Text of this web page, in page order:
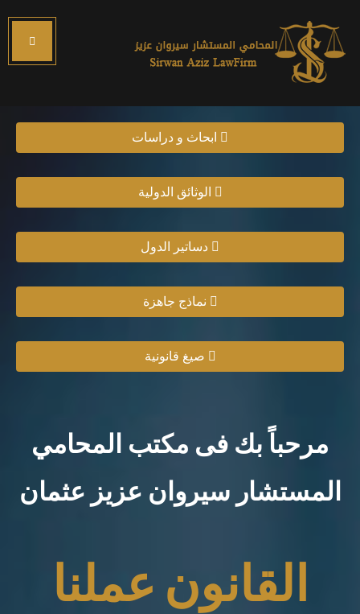
ابحاث و دراسات
الوثائق الدولية
دساتير الدول
نماذج جاهزة
صيغ قانونية
مرحباً بك فى مكتب المحامي
المستشار سيروان عزيز عثمان
القانون عملنا